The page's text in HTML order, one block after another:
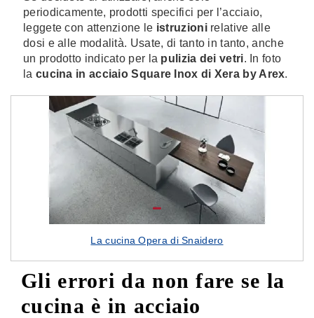
periodicamente, prodotti specifici per l’acciaio,
leggete con attenzione le istruzionirelative alle
dosi e alle modalità. Usate, di tanto in tanto, anche
un prodotto indicato per la pulizia dei vetri. In foto
la cucina in acciaio Square Inox di Xera by Arex.
La cucina Opera di Snaidero
Gli errori da non fare se la
cucina è in acciaio